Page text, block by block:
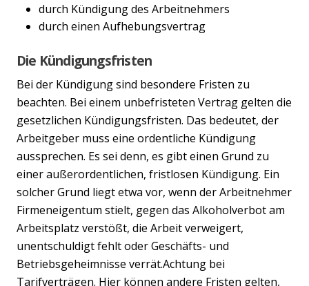
durch Kündigung des Arbeitnehmers
durch einen Aufhebungsvertrag
Die Kündigungsfristen
Bei der Kündigung sind besondere Fristen zu
beachten. Bei einem unbefristeten Vertrag gelten die
gesetzlichen Kündigungsfristen. Das bedeutet, der
Arbeitgeber muss eine ordentliche Kündigung
aussprechen. Es sei denn, es gibt einen Grund zu
einer außerordentlichen, fristlosen Kündigung. Ein
solcher Grund liegt etwa vor, wenn der Arbeitnehmer
Firmeneigentum stielt, gegen das Alkoholverbot am
Arbeitsplatz verstößt, die Arbeit verweigert,
unentschuldigt fehlt oder Geschäfts- und
Betriebsgeheimnisse verrät.Achtung bei
Tarifverträgen. Hier können andere Fristen gelten,